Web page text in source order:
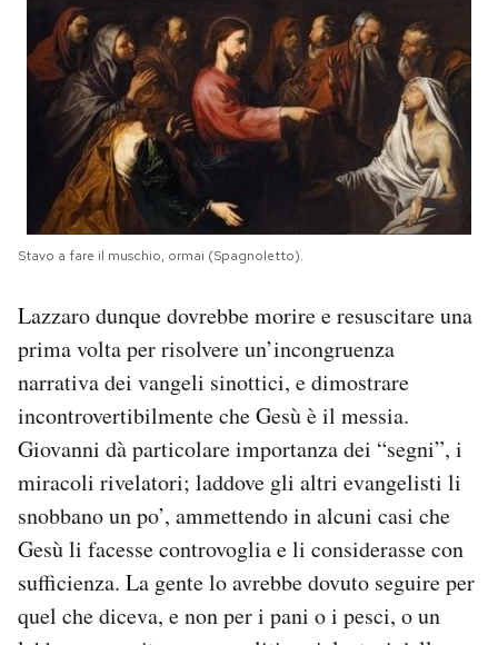
Stavo a fare il muschio, ormai (Spagnoletto).
Lazzaro dunque dovrebbe morire e resuscitare una
prima volta per risolvere un’incongruenza
narrativa dei vangeli sinottici, e dimostrare
incontrovertibilmente che Gesù è il messia.
Giovanni dà particolare importanza dei “segni”, i
miracoli rivelatori; laddove gli altri evangelisti li
snobbano un po’, ammettendo in alcuni casi che
Gesù li facesse controvoglia e li considerasse con
sufficienza. La gente lo avrebbe dovuto seguire per
quel che diceva, e non per i pani o i pesci, o un